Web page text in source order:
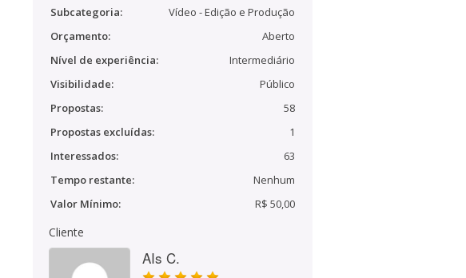
Subcategoria:
Vídeo - Edição e Produção
Orçamento:
Aberto
Nível de experiência:
Intermediário
Visibilidade:
Público
Propostas:
58
Propostas excluídas:
1
Interessados:
63
Tempo restante:
Nenhum
Valor Mínimo:
R$ 50,00
Cliente
AIs C.